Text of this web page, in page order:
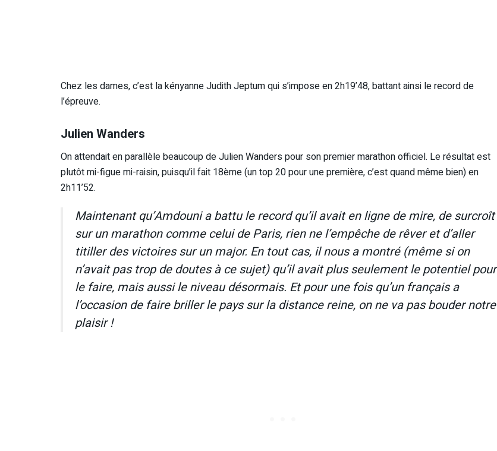
Chez les dames, c’est la kényanne Judith Jeptum qui s’impose en 2h19’48, battant ainsi le record de
l’épreuve.
Julien Wanders
On attendait en parallèle beaucoup de Julien Wanders pour son premier marathon officiel. Le résultat est
plutôt mi-figue mi-raisin, puisqu’il fait 18ème (un top 20 pour une première, c’est quand même bien) en
2h11’52.
Maintenant qu’Amdouni a battu le record qu’il avait en ligne de mire, de surcroît
sur un marathon comme celui de Paris, rien ne l’empêche de rêver et d’aller
titiller des victoires sur un major. En tout cas, il nous a montré (même si on
n’avait pas trop de doutes à ce sujet) qu’il avait plus seulement le potentiel pour
le faire, mais aussi le niveau désormais. Et pour une fois qu’un français a
l’occasion de faire briller le pays sur la distance reine, on ne va pas bouder notre
plaisir !